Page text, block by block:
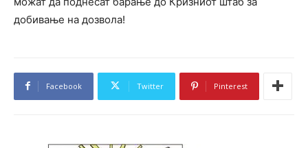
добивање на дозвола!
Facebook Twitter Pinterest